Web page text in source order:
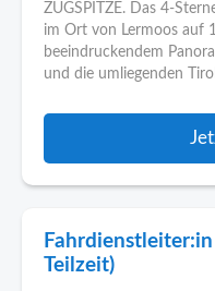
ZUGSPITZE. Das 4-
im Ort von Lermoos auf
beeindruckendem
und die umliegenden
Teilzeit)